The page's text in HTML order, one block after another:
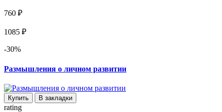
760 ₽
1085 ₽
-30%
Размышления о личном развитии
Купить В закладки
rating